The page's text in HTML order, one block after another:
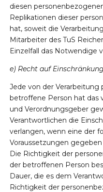
diesen
Replikationen dieser
hat, soweit die
Mitarbeiter des TuS
Einzelfall das Notwendige
e) Recht auf
Jede von der
betroffene Person hat das
und Verordnungsgeber
Verantwortlichen die
verlangen, wenn eine der
Voraussetzungen gegeben
Die Richtigkeit der
der betroffenen Person
Dauer, die es dem
Richtigkeit der